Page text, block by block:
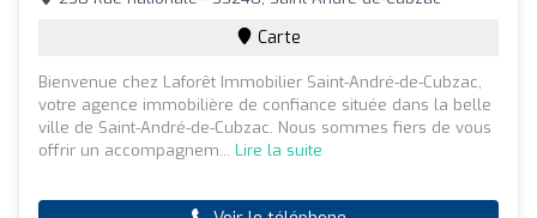
Carte
Bienvenue chez Laforêt Immobilier Saint-André-de-Cubzac,
votre agence immobilière de confiance située dans la belle
ville de Saint-André-de-Cubzac. Nous sommes fiers de vous
offrir un accompagnem... Lire la suite